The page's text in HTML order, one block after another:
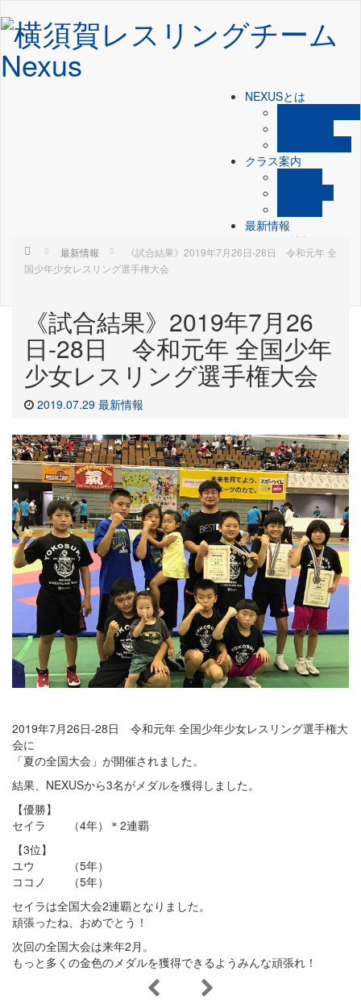
NEXUSとは
クラス案内
最新情報
イベント情報
チームの選び方
Home 最新情報
《試合結果》2019年7月26日-28日 令和元年 全
国少年少女レスリング選手権大会
《試合結果》2019年7月26
日-28日 令和元年 全国少年
少女レスリング選手権大会
2019.07.29 最新情報
2019年7月26日-28日 令和元年 全国少年少女レスリング選手権大
会に
「夏の全国大会」が開催されました。
結果、NEXUSから3名がメダルを獲得しました。
【優勝】
セイラ （4年）＊2連覇
【3位】
ユウ （5年）
ココノ （5年）
セイラは全国大会2連覇となりました。
頑張ったね、おめでとう！
次回の全国大会は来年2月。
もっと多くの金色のメダルを獲得できるようみんな頑張れ！